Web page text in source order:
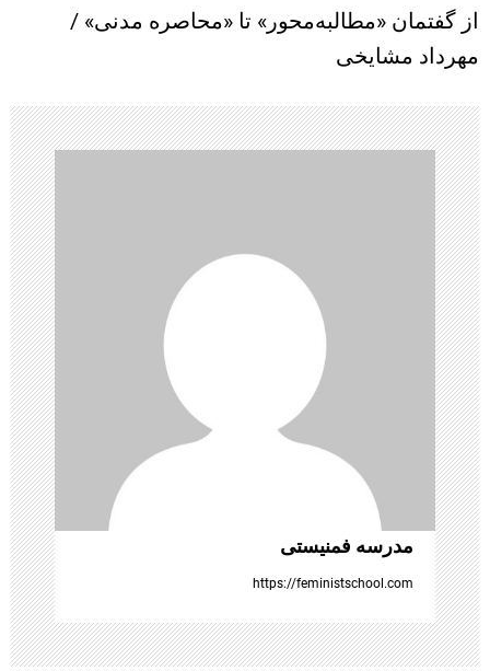
ه
ر
ی
ن
و
ش
ت
ه‌
ه
ا
از گفتمان «مطالبه‌محور» تا «محاصره مدنی» /
مهرداد مشایخی
مدرسه فمنیستی
https://feministschool.com